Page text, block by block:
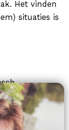
Het vinden
situaties is